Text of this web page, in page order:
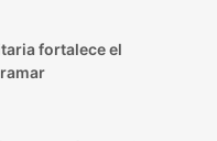
fortalece el